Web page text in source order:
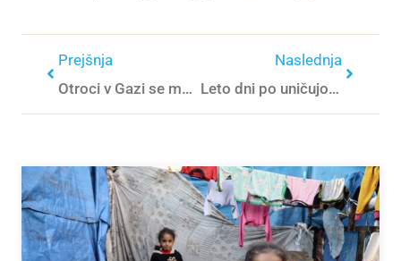
Prejšnja
Otroci v Gazi se morajo soočiti z novo kruto realnostjo – živeti z invalidnostjo
Naslednja
Leto dni po uničujočih potresih v Turčiji in Siriji otroci še vedno čutijo posledice